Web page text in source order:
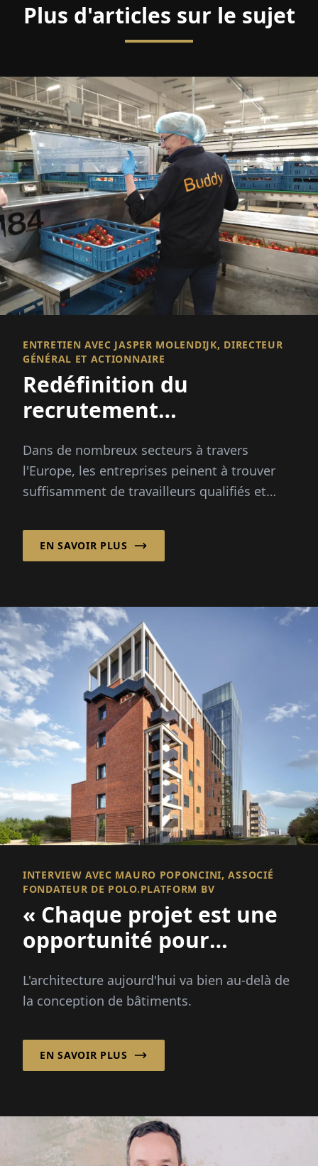
Plus d'articles sur le sujet
ENTRETIEN AVEC JASPER MOLENDIJK, DIRECTEUR
GÉNÉRAL ET ACTIONNAIRE
Redéfinition du
recrutement
Dans de nombreux secteurs à travers
l'Europe, les entreprises peinent à trouver
suffisamment de travailleurs qualifiés et
changements démographiques et...
EN SAVOIR PLUS
INTERVIEW AVEC MAURO POPONCINI, ASSOCIÉ
FONDATEUR DE POLO.PLATFORM BV
« Chaque projet est une
opportunité pour
renforcer une
communauté ! »
L'architecture aujourd'hui va bien au-delà de
la conception de bâtiments.
EN SAVOIR PLUS